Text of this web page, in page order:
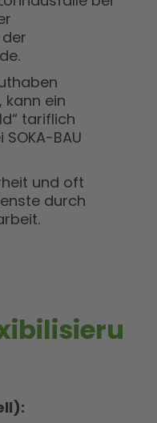
ein
tariflich
BAU
und oft
durch